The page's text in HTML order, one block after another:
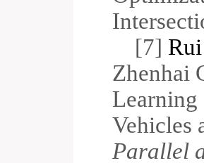
[7]
Zhenhai
Learning
Vehicles
Parallel